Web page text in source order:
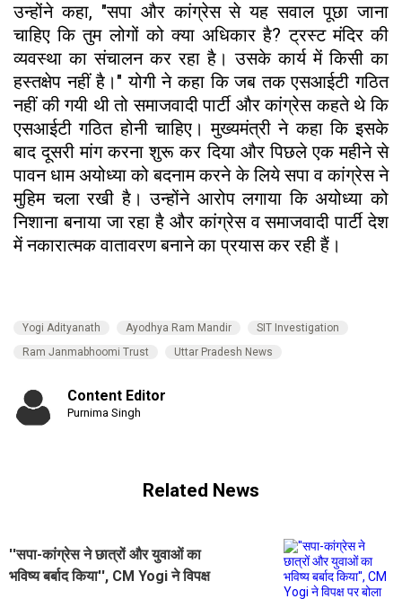
उन्होंने कहा, "सपा और कांग्रेस से यह सवाल पूछा जाना
चाहिए कि तुम लोगों को क्या अधिकार है? ट्रस्ट मंदिर की
व्यवस्था का संचालन कर रहा है। उसके कार्य में किसी का
हस्तक्षेप नहीं है।" योगी ने कहा कि जब तक एसआईटी गठित
नहीं की गयी थी तो समाजवादी पार्टी और कांग्रेस कहते थे कि
एसआईटी गठित होनी चाहिए। मुख्यमंत्री ने कहा कि इसके
बाद दूसरी मांग करना शुरू कर दिया और पिछले एक महीने से
पावन धाम अयोध्या को बदनाम करने के लिये सपा व कांग्रेस ने
मुहिम चला रखी है। उन्होंने आरोप लगाया कि अयोध्या को
निशाना बनाया जा रहा है और कांग्रेस व समाजवादी पार्टी देश
में नकारात्मक वातावरण बनाने का प्रयास कर रही हैं।
Yogi Adityanath Ayodhya Ram Mandir
SIT Investigation
Ram Janmabhoomi Trust
Uttar Pradesh News
Content Editor
Purnima Singh
Related News
''सपा-कांग्रेस ने छात्रों और युवाओं का
भविष्य बर्बाद किया'', CM Yogi ने विपक्ष